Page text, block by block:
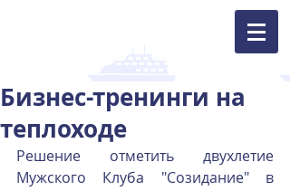
Бизнес-тренинги на
теплоходе
Решение отметить двухлетие
Мужского Клуба "Созидание" в